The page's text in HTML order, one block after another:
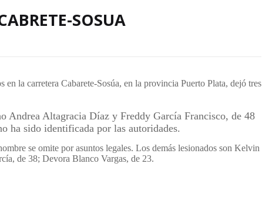
SOSUA
en la carretera Cabarete-Sosúa, en la provincia Puerto Plata, dejó tres
Andrea Altagracia Díaz y Freddy García Francisco, de 48
ha sido identificada por las autoridades.
se omite por asuntos legales. Los demás lesionados son Kelvin
de 38; Devora Blanco Vargas, de 23.